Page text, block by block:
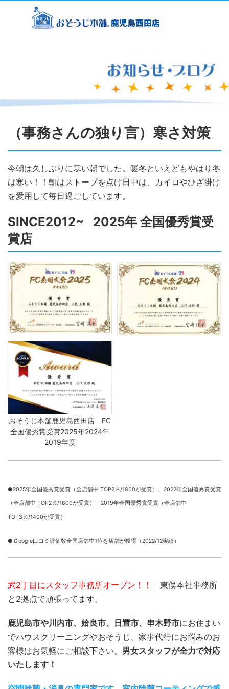
（事務さんの独り言）寒さ対策
今朝は久しぶりに寒い朝でした。暖冬といえどもやはり冬
は寒い！！朝はストーブを点け日中は、カイロやひざ掛け
を愛用して毎日過ごしています。
SINCE2012~ 2025年 全国優秀賞受
賞店
おそうじ本舗鹿児島西田店 FC
全国優秀賞受賞2025年2024年
2019年度
●2025年全国優秀賞受賞（全店舗中 TOP2％/1800が受賞）、 2022年全国優秀賞受賞
（全店舗中 TOP2％/1800が受賞） 2019年全国優秀賞受賞（全店舗中
TOP3％/1400が受賞）
●Ｇoogle口コミ評価数全国店舗中1位を店舗が獲得（2022/12実績）
武2丁目にスタッフ事務所オープン！！
東俣本社事務所
と2拠点で頑張ってます。
鹿児島市や川内市、姶良市、日置市、串木野市にお住まい
でハウスクリーニングやおそうじ、家事代行にお悩みのお
客様はお気軽にご相談下さい。 男女スタッフが全力で対応
いたします！